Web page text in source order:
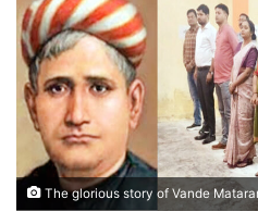
The glorious story of Vande